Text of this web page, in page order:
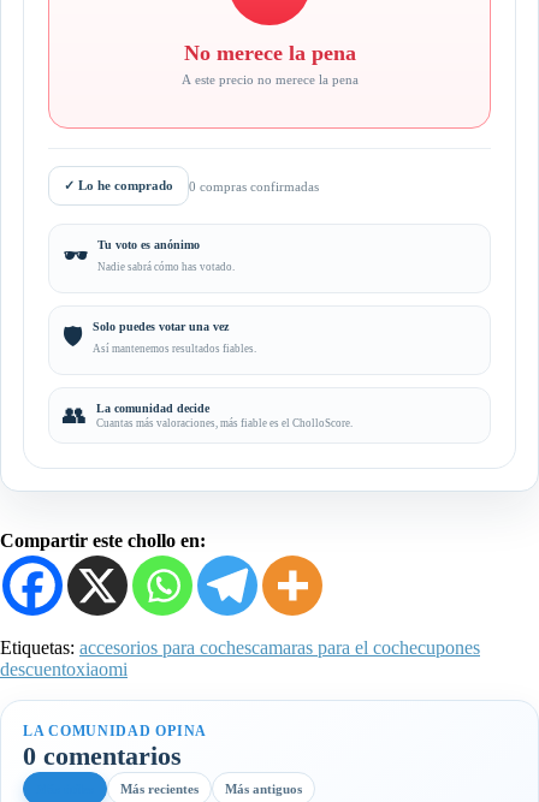
No merece la pena
A este precio no merece la pena
✓ Lo he comprado 0 compras confirmadas
🕶️ Tu voto es anónimo
Nadie sabrá cómo has votado.
🛡️ Solo puedes votar una vez
Así mantenemos resultados fiables.
👥 La comunidad decide
Cuantas más valoraciones, más fiable es el CholloScore.
Compartir este chollo en:
Etiquetas: accesorios para cochescamaras para el cochecupones
descuentoxiaomi
LA COMUNIDAD OPINA
0 comentarios
Más recientes Más antiguos